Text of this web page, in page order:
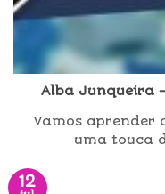
Alba Junqueira
Vamos aprender
uma touca
12